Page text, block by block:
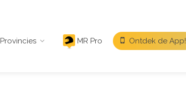
Provincies MR Pro
Ontdek de App!